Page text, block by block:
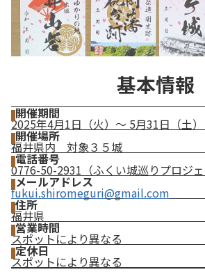
基本情報
開催期間
2025年4月1日（火）～ 5月31日（土）
開催場所
福井県内 対象３５城
電話番号
0776-50-2931（ふくい城巡りプロジェ
メールアドレス
fukui.shiromeguri@gmail.com
住所
福井県
営業時間
スポットにより異なる
定休日
スポットにより異なる